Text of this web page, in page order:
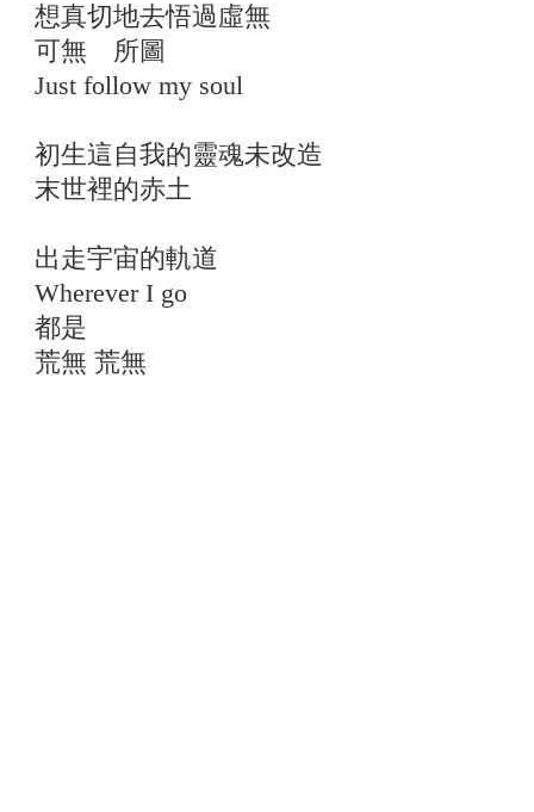
想真切地去悟過虛無
可無 所圖
Just follow my soul
初生這自我的靈魂未改造
末世裡的赤土
出走宇宙的軌道
Wherever I go
都是
荒無 荒無